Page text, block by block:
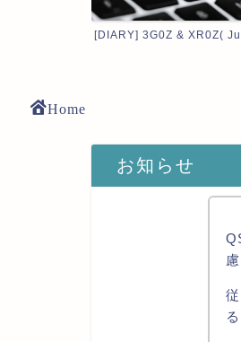
[DIGI] WSJT-Xの自動運転ア
Home
お知らせ